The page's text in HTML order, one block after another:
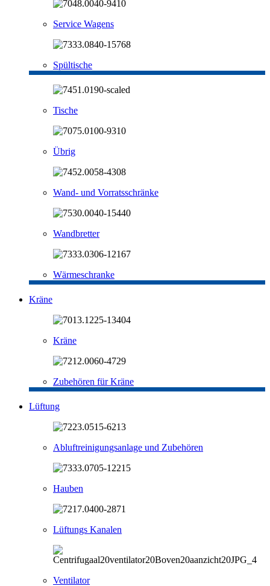
Service Wagens
Spültische
Tische
Übrig
Wand- und Vorratsschränke
Wandbretter
Wärmeschranke
Kräne
Kräne
Zubehören für Kräne
Lüftung
Abluftreinigungsanlage und Zubehören
Hauben
Lüftungs Kanalen
Ventilator